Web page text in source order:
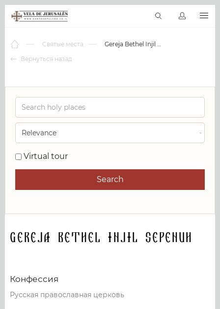
Виртуальные туры
RU
Вернуться назад
Святые места Gereja Bethel Injil Sepenuh
Virtual tour
Search
Gereja Bethel Injil Sepenuh
Конфессия
Русская православная церковь